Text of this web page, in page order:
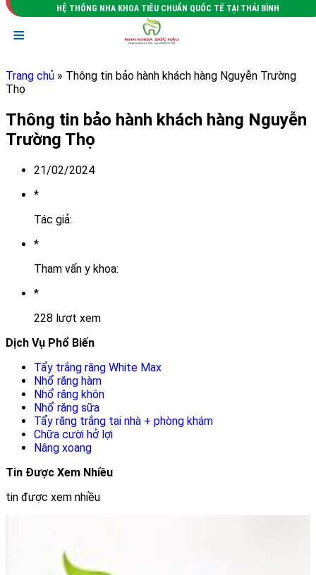
HỆ THỐNG NHA KHOA TIÊU CHUẨN QUỐC TẾ TẠI THÁI BÌNH
≡
Trang chủ » Thông tin bảo hành khách hàng Nguyễn Trường
Thọ
Thông tin bảo hành khách hàng Nguyễn
Trường Thọ
21/02/2024
*
Tác giả:
*
Tham vấn y khoa:
*
228 lượt xem
Dịch Vụ Phổ Biến
Tẩy trắng răng White Max
Nhổ răng hàm
Nhổ răng khôn
Nhổ răng sữa
Tẩy răng trắng tại nhà + phòng khám
Chữa cười hở lợi
Nâng xoang
Tin Được Xem Nhiều
tin được xem nhiều